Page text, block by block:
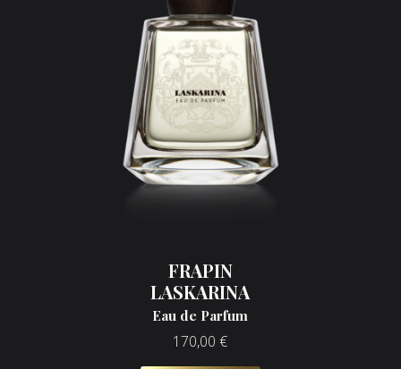
FRAPIN
LASKARINA
Eau de Parfum
170,00 €